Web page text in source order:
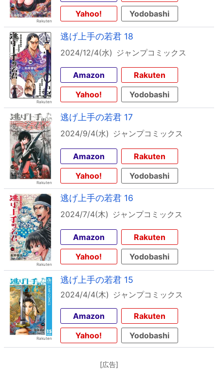
Yahoo!
Yodobashi
逃げ上手の若君 18
2024/12/4(水) ジャンプコミックス
Amazon
Rakuten
Yahoo!
Yodobashi
逃げ上手の若君 17
2024/9/4(水) ジャンプコミックス
Amazon
Rakuten
Yahoo!
Yodobashi
逃げ上手の若君 16
2024/7/4(木) ジャンプコミックス
Amazon
Rakuten
Yahoo!
Yodobashi
逃げ上手の若君 15
2024/4/4(木) ジャンプコミックス
Amazon
Rakuten
Yahoo!
Yodobashi
[広告]